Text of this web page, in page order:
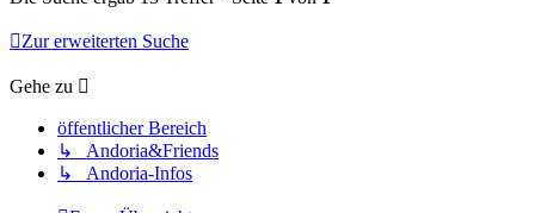
Zur erweiterten Suche
Gehe zu
öffentlicher Bereich
↳ Andoria&Friends
↳ Andoria-Infos